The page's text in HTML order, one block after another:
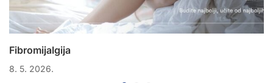
Fibromijalgija
8. 5. 2026.